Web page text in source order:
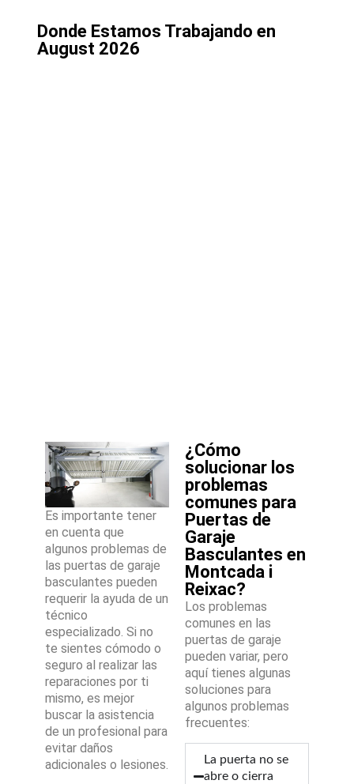
Donde Estamos Trabajando en
August 2026
Es importante tener
en cuenta que
algunos problemas de
las puertas de garaje
basculantes pueden
requerir la ayuda de un
técnico
especializado. Si no
te sientes cómodo o
seguro al realizar las
reparaciones por ti
mismo, es mejor
buscar la asistencia
de un profesional para
evitar daños
adicionales o lesiones.
¿Cómo
solucionar los
problemas
comunes para
Puertas de
Garaje
Basculantes en
Montcada i
Reixac?
Los problemas
comunes en las
puertas de garaje
pueden variar, pero
aquí tienes algunas
soluciones para
algunos problemas
frecuentes:
La puerta no se
abre o cierra